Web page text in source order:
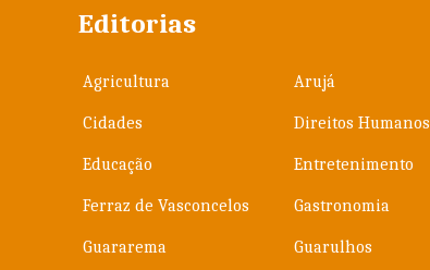
Editorias
Agricultura Arujá
Cidades Direitos Humanos
Educação Entretenimento
Ferraz de Vasconcelos Gastronomia
Guararema Guarulhos